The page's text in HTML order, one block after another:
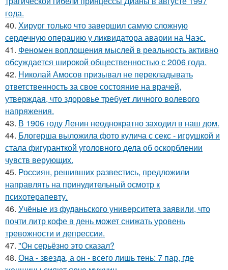
года.
40. Хирург только что завершил самую сложную
сердечную операцию у ликвидатора аварии на Чаэс.
41. Феномен воплощения мыслей в реальность активно
обсуждается широкой общественностью с 2006 года.
42. Николай Амосов призывал не перекладывать
ответственность за свое состояние на врачей,
утверждая, что здоровье требует личного волевого
напряжения.
43. В 1906 году Ленин неоднократно заходил в наш дом.
44. Блогерша выложила фото кулича с секс - игрушкой и
стала фигуранткой уголовного дела об оскорблении
чувств верующих.
45. Россиян, решивших развестись, предложили
направлять на принудительный осмотр к
психотерапевту.
46. Учёные из фуданьского университета заявили, что
почти литр кофе в день может снижать уровень
тревожности и депрессии.
47. "Он серьёзно это сказал?
48. Она - звезда, а он - всего лишь тень: 7 пар, где